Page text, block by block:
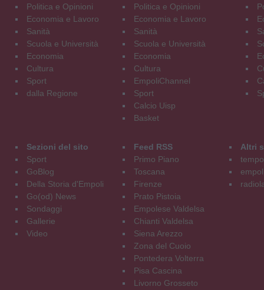
Politica e Opinioni
Economia e Lavoro
Sanità
Scuola e Università
Economia
Cultura
Sport
dalla Regione
Politica e Opinioni
Economia e Lavoro
Sanità
Scuola e Università
Economia
Cultura
EmpoliChannel
Sport
Calcio Uisp
Basket
Sezioni del sito
Sport
GoBlog
Della Storia d'Empoli
Go(od) News
Sondaggi
Gallerie
Video
Feed RSS
Primo Piano
Toscana
Firenze
Prato Pistoia
Empolese Valdelsa
Chianti Valdelsa
Siena Arezzo
Zona del Cuoio
Pontedera Volterra
Pisa Cascina
Livorno Grosseto
Altri